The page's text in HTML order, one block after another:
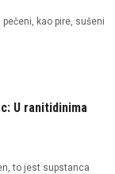
kao pire, sušeni
U ranitidinima
to jest supstanca